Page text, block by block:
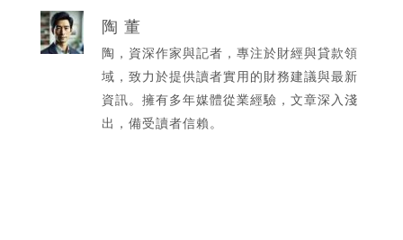
陶 董
陶，資深作家與記者，專注於財經與貸款領
域，致力於提供讀者實用的財務建議與最新
資訊。擁有多年媒體從業經驗，文章深入淺
出，備受讀者信賴。